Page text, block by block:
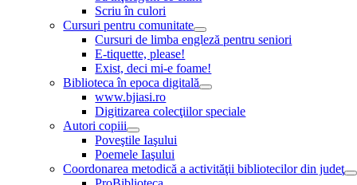
Scriu în culori
Cursuri pentru comunitate
Cursuri de limba engleză pentru seniori
E-tiquette, please!
Exist, deci mi-e foame!
Biblioteca în epoca digitală
www.bjiasi.ro
Digitizarea colecţiilor speciale
Autori copiii
Poveştile Iaşului
Poemele Iaşului
Coordonarea metodică a activităţii bibliotecilor din judeţ